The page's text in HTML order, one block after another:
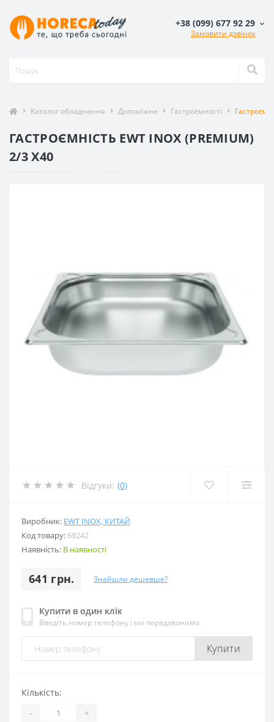
+38 (099) 677 92 29
Замовити дзвінок
Каталог обладнання Допоміжне Гастроємності
ГАСТРОЄМНІСТЬ EWT INOX (PREMIUM)
2/3 X40
Відгуки: (0)
Виробник: EWT INOX, КИТАЙ
Код товару: 69242
Наявність: В наявності
641 грн. Знайшли дешевше?
Купити в один клік
Введіть номер телефону і ми передзвонимо
Купити
Кількість:
- +